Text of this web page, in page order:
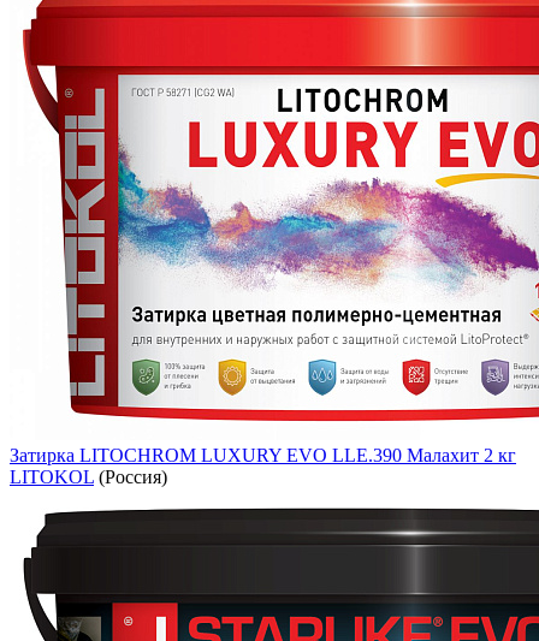
Затирка LITOCHROM LUXURY EVO LLE.390 Малахит 2 кг
LITOKOL (Россия)